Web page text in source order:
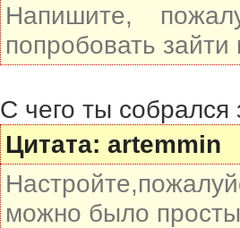
Напишите,
попробовать
С чего ты собрался
Цитата: artemmin
можно было